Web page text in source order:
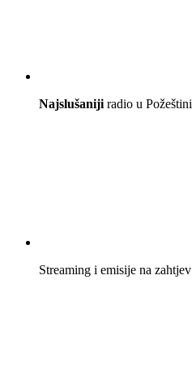
Najslušaniji radio u Požeštini
Streaming i emisije na zahtjev